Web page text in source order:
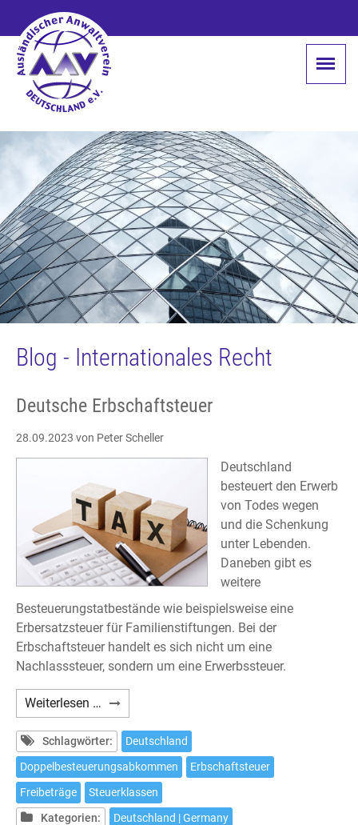
Blog - Internationales Recht
Deutsche Erbschaftsteuer
28.09.2023 von Peter Scheller
Deutschland
besteuert den Erwerb
von Todes wegen
und die Schenkung
unter Lebenden.
Daneben gibt es
weitere
Besteuerungstatbestände wie beispielsweise eine
Erbersatzsteuer für Familienstiftungen. Bei der
Erbschaftsteuer handelt es sich nicht um eine
Nachlasssteuer, sondern um eine Erwerbssteuer.
Weiterlesen … Deutsche
Erbschaftsteuer
Schlagwörter:
Deutschland
Doppelbesteuerungsabkommen
Erbschaftsteuer
Freibeträge
Steuerklassen
Kategorien:
Deutschland | Germany